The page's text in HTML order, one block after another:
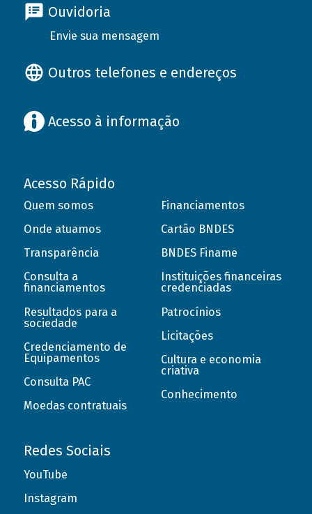
Ouvidoria
Envie sua mensagem
Outros telefones e endereços
Acesso à informação
Acesso Rápido
Quem somos
Onde atuamos
Transparência
Consulta a
financiamentos
Resultados para a
sociedade
Credenciamento de
Equipamentos
Consulta PAC
Moedas contratuais
Financiamentos
Cartão BNDES
BNDES Finame
Instituições financeiras
credenciadas
Patrocínios
Licitações
Cultura e economia
criativa
Conhecimento
Redes Sociais
YouTube
Instagram